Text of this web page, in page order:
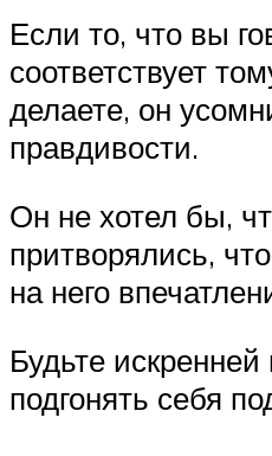
Если то, что вы
соответствует
делаете, он
правдивости.
Он не хотел бы,
притворялись,
на него
Будьте
подгонять себя